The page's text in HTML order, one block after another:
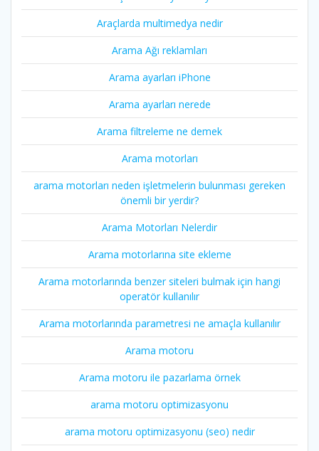
Araçlarda multimedya nedir
Arama Ağı reklamları
Arama ayarları iPhone
Arama ayarları nerede
Arama filtreleme ne demek
Arama motorları
arama motorları neden işletmelerin bulunması gereken
önemli bir yerdir?
Arama Motorları Nelerdir
Arama motorlarına site ekleme
Arama motorlarında benzer siteleri bulmak için hangi
operatör kullanılır
Arama motorlarında parametresi ne amaçla kullanılır
Arama motoru
Arama motoru ile pazarlama örnek
arama motoru optimizasyonu
arama motoru optimizasyonu (seo) nedir